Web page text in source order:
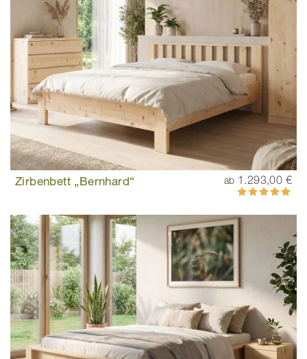
Zirbenbett „Bernhard“ ab 1.293,00 €
Bewertung:
100%